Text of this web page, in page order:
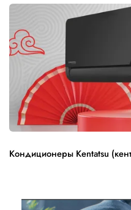
Кондиционеры Kentatsu